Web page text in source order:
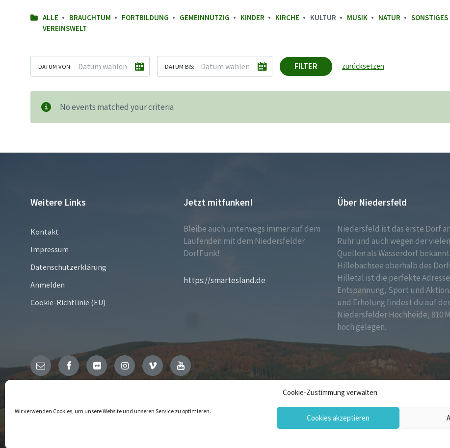
Cookie-Zustimmung verwalten
Wir verwenden Cookies, um unsere Website und unseren Service zu optimieren.
Cookies akzeptieren
ALLE BRAUCHTUM FORTBILDUNG GEMEINNÜTZIG KINDER KIRCHE KULTUR MUSIK NATUR SONSTIGES
VEREINSWELT
DATUM VON: DATUM BIS: FILTER zurücksetzen
No events matched your criteria
Weitere Links
Kontakt
Impressum
Datenschutzerklärung
Anmelden
Cookie-Richtlinie (EU)
Jetzt mitfunken!
Bleibe auch unterwegs immer auf dem
Laufenden mit dem Niedersfelder
DorfFunk!
https://smartesland.de
Über Niedersfeld
Niedersfeld ist das erste Dorf
Ruhr und auch wegen der vielen
Quellen als Wasserdorf
Hillebachsee oberhalb des
Hilletal ist die perfekte
Entspannung, Sport und
und Erholung findest du auf der
Niedersfelder Hochheide, 810
hoch gelegen.
Email FacebookFlickr InstagramVimeo YouTube